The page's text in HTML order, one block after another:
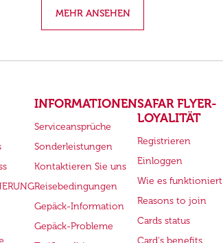
MEHR ANSEHEN
INFORMATIONEN
Serviceansprüche
Sonderleistungen
Kontaktieren Sie uns
Reisebedingungen
Gepäck-Information
Gepäck-Probleme
SAFAR FLYER-
LOYALITÄT
Registrieren
Einloggen
Wie es funktioniert
Reasons to join
Cards status
Card's benefits